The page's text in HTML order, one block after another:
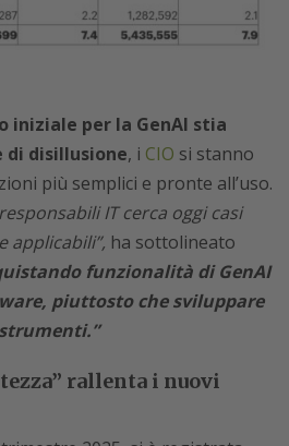
iniziale per la GenAI stia
di disillusione, i CIO si stanno
più semplici e pronte all’uso.
IT cerca oggi casi
applicabili”, ha sottolineato
funzionalità di GenAI
piuttosto che sviluppare
rallenta i nuovi